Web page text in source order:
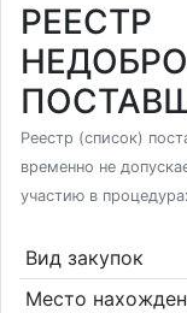
РЕЕСТР
Реестр (список)
временно не
участию в
Вид закупок
Место